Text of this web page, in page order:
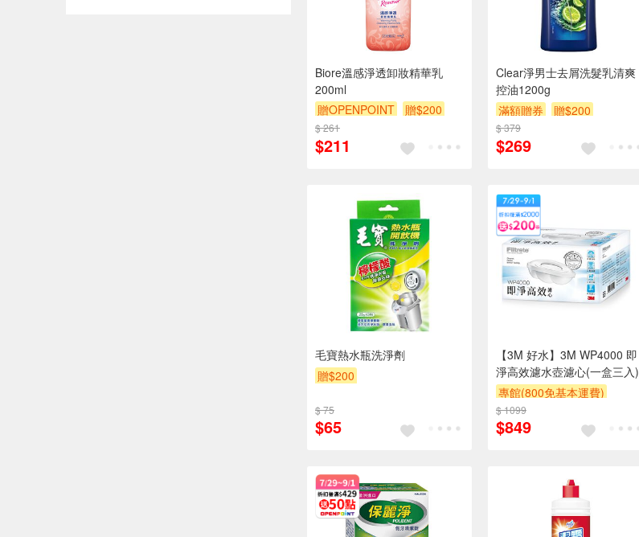
Biore溫感淨透卸妝精華乳
200ml
贈OPENPOINT
贈$200
$ 261
$211
Clear淨男士去屑洗髮乳清爽
控油1200g
滿額贈券
贈$200
$ 379
$269
毛寶熱水瓶洗淨劑
贈$200
$ 75
$65
【3M 好水】3M WP4000 即
淨高效濾水壺濾心(一盒三入)
專館(800免基本運費)
滿額贈券
$ 1099
$849